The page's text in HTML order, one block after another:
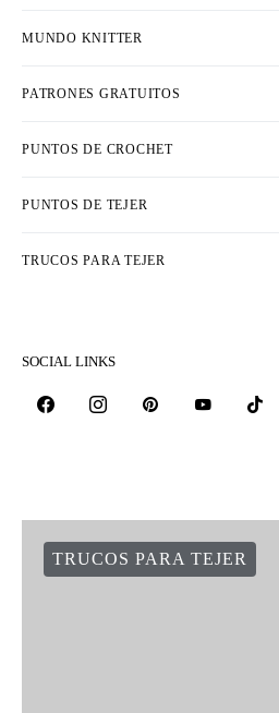
MUNDO KNITTER
PATRONES GRATUITOS
PUNTOS DE CROCHET
PUNTOS DE TEJER
TRUCOS PARA TEJER
SOCIAL LINKS
TRUCOS PARA TEJER